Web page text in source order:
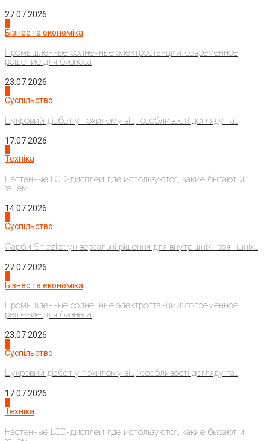
27.07.2026
Бізнес та економіка
Промышленные солнечные электростанции: современное
решение для бизнеса
23.07.2026
Суспільство
Цукровий діабет у похилому віці: особливості догляду та...
17.07.2026
Техніка
Настенные LCD-дисплеи: где используются, какие бывают и
зачем...
14.07.2026
Суспільство
Фарби Sniezka: універсальні рішення для внутрішніх і зовнішніх...
27.07.2026
Бізнес та економіка
Промышленные солнечные электростанции: современное
решение для бизнеса
23.07.2026
Суспільство
Цукровий діабет у похилому віці: особливості догляду та...
17.07.2026
Техніка
Настенные LCD-дисплеи: где используются, какие бывают и